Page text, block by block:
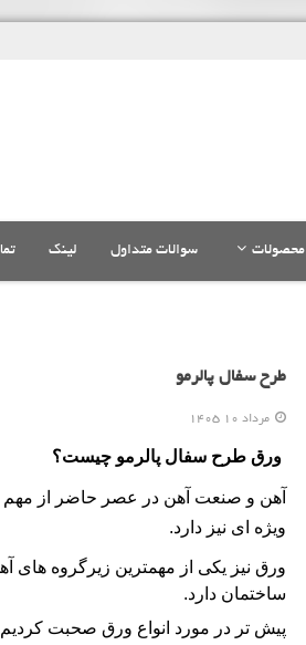
محصولات سوالات متداول لینک
طرح سفال پالرمو
مرداد 10 1405
ورق طرح سفال پالرمو چیست؟
آهن و صنعت آهن در عصر حاضر از
ویژه ای نیز دارد.
ورق نیز یکی از مهمترین زیرگروه های
ساختمان دارد.
پیش تر در مورد انواع ورق صحبت